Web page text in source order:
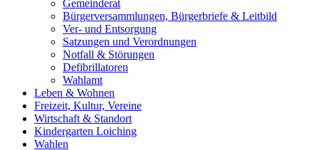
Gemeinderat
Bürgerversammlungen, Bürgerbriefe & Leitbild
Ver- und Entsorgung
Satzungen und Verordnungen
Notfall & Störungen
Defibrillatoren
Wahlamt
Leben & Wohnen
Freizeit, Kultur, Vereine
Wirtschaft & Standort
Kindergarten Loiching
Wahlen